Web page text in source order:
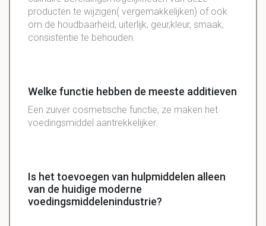
producten te wijzigen( vergemakkelijken) of ook
om de houdbaarheid, uiterlijk, geur,kleur, smaak,
consistentie te behouden.
Welke functie hebben de meeste additieven
Een zuiver cosmetische functie, ze maken het
voedingsmiddel aantrekkelijker.
Is het toevoegen van hulpmiddelen alleen
van de huidige moderne
voedingsmiddelenindustrie?